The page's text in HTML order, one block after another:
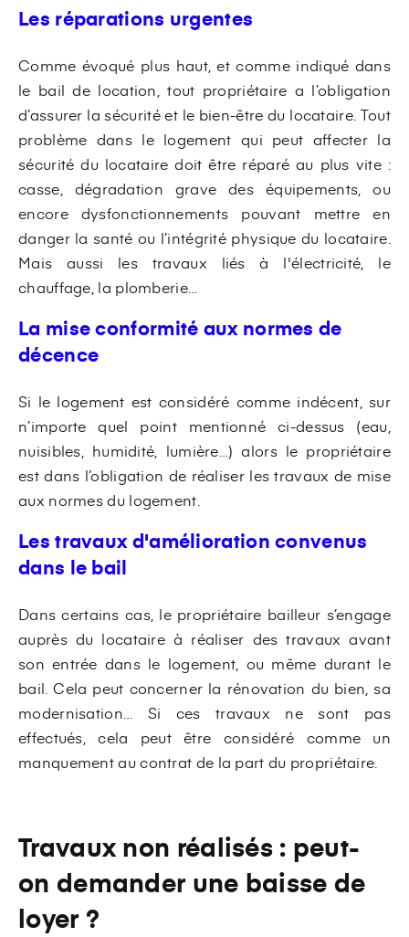
Les réparations urgentes
Comme évoqué plus haut, et comme indiqué dans
le bail de location, tout propriétaire a l’obligation
d’assurer la sécurité et le bien-être du locataire. Tout
problème dans le logement qui peut affecter la
sécurité du locataire doit être réparé au plus vite :
casse, dégradation grave des équipements, ou
encore dysfonctionnements pouvant mettre en
danger la santé ou l’intégrité physique du locataire.
Mais aussi les travaux liés à l'électricité, le
chauffage, la plomberie…
La mise conformité aux normes de
décence
Si le logement est considéré comme indécent, sur
n’importe quel point mentionné ci-dessus (eau,
nuisibles, humidité, lumière…) alors le propriétaire
est dans l’obligation de réaliser les travaux de mise
aux normes du logement.
Les travaux d'amélioration convenus
dans le bail
Dans certains cas, le propriétaire bailleur s’engage
auprès du locataire à réaliser des travaux avant
son entrée dans le logement, ou même durant le
bail. Cela peut concerner la rénovation du bien, sa
modernisation… Si ces travaux ne sont pas
effectués, cela peut être considéré comme un
manquement au contrat de la part du propriétaire.
Travaux non réalisés : peut-
on demander une baisse de
loyer ?